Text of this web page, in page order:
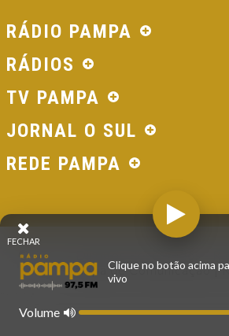
RÁDIO PAMPA
RÁDIOS
TV PAMPA
JORNAL O SUL
REDE PAMPA
© 2026 - Direitos Reservados -
Pampa de Comunicação |
FECHAR
Clique no botão acima
vivo
Volume